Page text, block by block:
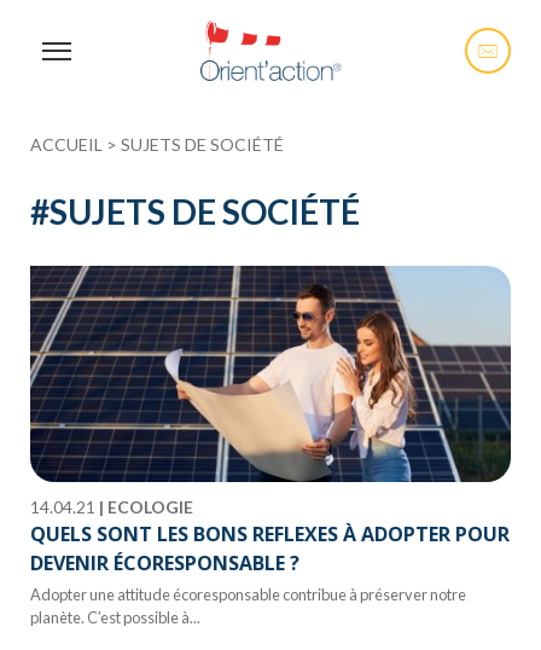
ACCUEIL > SUJETS DE SOCIÉTÉ
#SUJETS DE SOCIÉTÉ
14.04.21 | ECOLOGIE
QUELS SONT LES BONS REFLEXES À ADOPTER POUR
DEVENIR ÉCORESPONSABLE ?
Adopter une attitude écoresponsable contribue à préserver notre
planète. C’est possible à...